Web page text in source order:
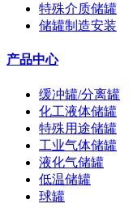
特殊介质储罐
储罐制造安装
产品中心
缓冲罐/分离罐
化工液体储罐
特殊用途储罐
工业气体储罐
液化气储罐
低温储罐
球罐